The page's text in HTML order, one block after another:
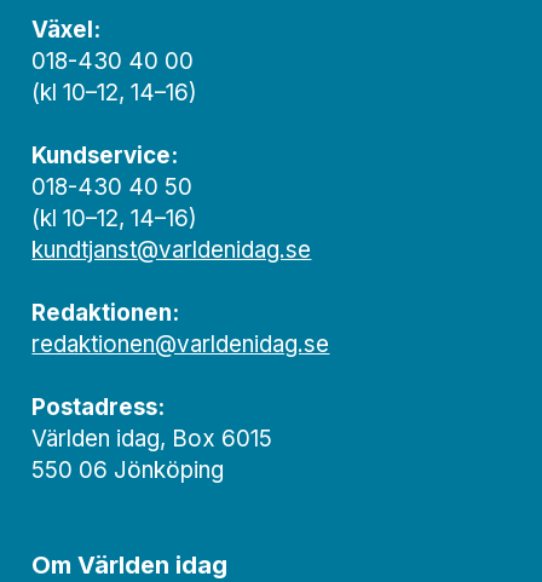
Växel:
018-430 40 00
(kl 10–12, 14–16)
Kundservice:
018-430 40 50
(kl 10–12, 14–16)
kundtjanst@varldenidag.se
Redaktionen:
redaktionen@varldenidag.se
Postadress:
Världen idag, Box 6015
550 06 Jönköping
Om Världen idag